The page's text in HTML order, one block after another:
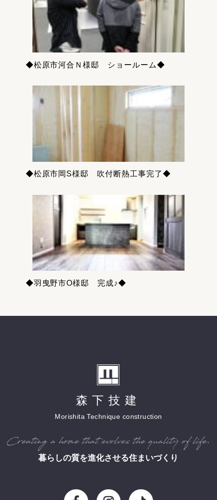
◆松原市河合Ｎ様邸 ショールーム◆
◆松原市岡S様邸 吹付断熱工事完了◆
◆羽曳野市O様邸 完成♪◆
森下技建
Morishita Technique construction
暮らしの質を進化させる住まいづくり